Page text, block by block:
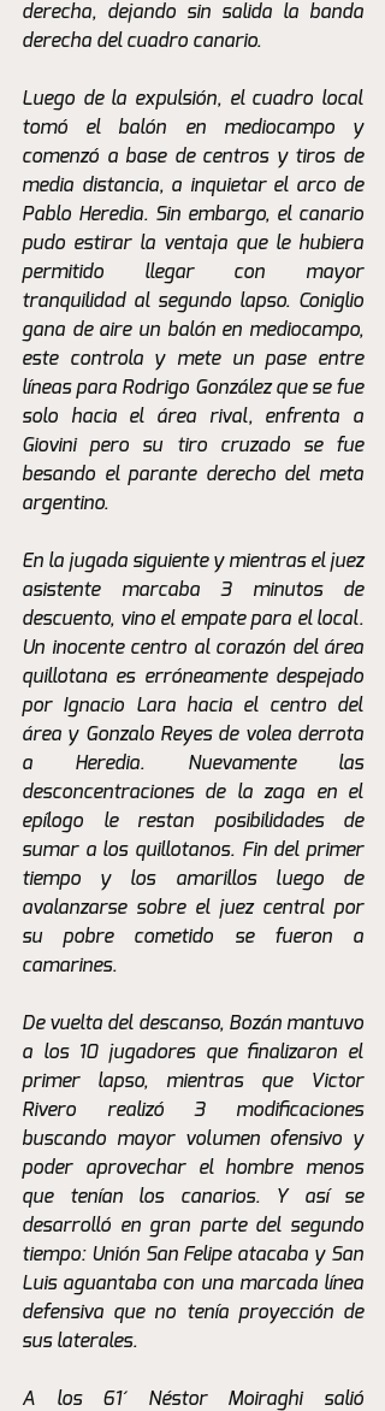
derecha, dejando sin salida la banda
derecha del cuadro canario.
Luego de la expulsión, el cuadro local
tomó el balón en mediocampo y
comenzó a base de centros y tiros de
media distancia, a inquietar el arco de
Pablo Heredia. Sin embargo, el canario
pudo estirar la ventaja que le hubiera
permitido llegar con mayor
tranquilidad al segundo lapso. Coniglio
gana de aire un balón en mediocampo,
este controla y mete un pase entre
líneas para Rodrigo González que se fue
solo hacia el área rival, enfrenta a
Giovini pero su tiro cruzado se fue
besando el parante derecho del meta
argentino.
En la jugada siguiente y mientras el juez
asistente marcaba 3 minutos de
descuento, vino el empate para el local.
Un inocente centro al corazón del área
quillotana es erróneamente despejado
por Ignacio Lara hacia el centro del
área y Gonzalo Reyes de volea derrota
a Heredia. Nuevamente las
desconcentraciones de la zaga en el
epílogo le restan posibilidades de
sumar a los quillotanos. Fin del primer
tiempo y los amarillos luego de
avalanzarse sobre el juez central por
su pobre cometido se fueron a
camarines.
De vuelta del descanso, Bozán mantuvo
a los 10 jugadores que finalizaron el
primer lapso, mientras que Victor
Rivero realizó 3 modificaciones
buscando mayor volumen ofensivo y
poder aprovechar el hombre menos
que tenían los canarios. Y así se
desarrolló en gran parte del segundo
tiempo: Unión San Felipe atacaba y San
Luis aguantaba con una marcada línea
defensiva que no tenía proyección de
sus laterales.
A los 61´ Néstor Moiraghi salió